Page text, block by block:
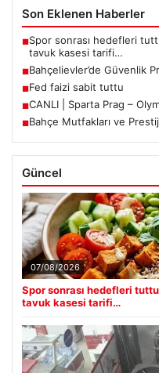
Son Eklenen Haberler
■Spor sonrası hedefleri
tavuk kasesi tarifi…
■Bahçelievler’de Güvenlik
■Fed faizi sabit tuttu
■CANLI | Sparta Prag –
■Bahçe Mutfakları ve
Güncel
07/08/2026
Spor sonrası hedefleri
tavuk kasesi tarifi…